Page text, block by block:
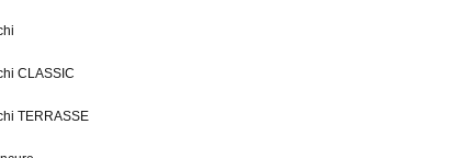
CLASSIC
TERRASSE